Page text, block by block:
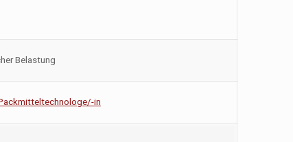
Belastung
in